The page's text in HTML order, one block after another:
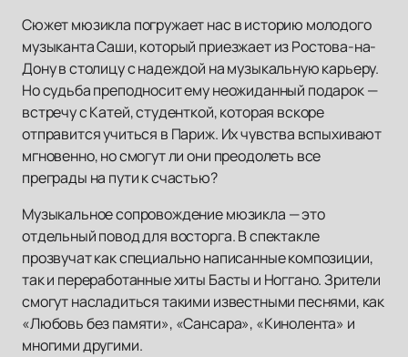
Сюжет мюзикла погружает нас в историю молодого
музыканта Саши, который приезжает из Ростова-на-
Дону в столицу с надеждой на музыкальную карьеру.
Но судьба преподносит ему неожиданный подарок —
встречу с Катей, студенткой, которая вскоре
отправится учиться в Париж. Их чувства вспыхивают
мгновенно, но смогут ли они преодолеть все
преграды на пути к счастью?
Музыкальное сопровождение мюзикла — это
отдельный повод для восторга. В спектакле
прозвучат как специально написанные композиции,
так и переработанные хиты Басты и Ноггано. Зрители
смогут насладиться такими известными песнями, как
«Любовь без памяти», «Сансара», «Кинолента» и
многими другими.